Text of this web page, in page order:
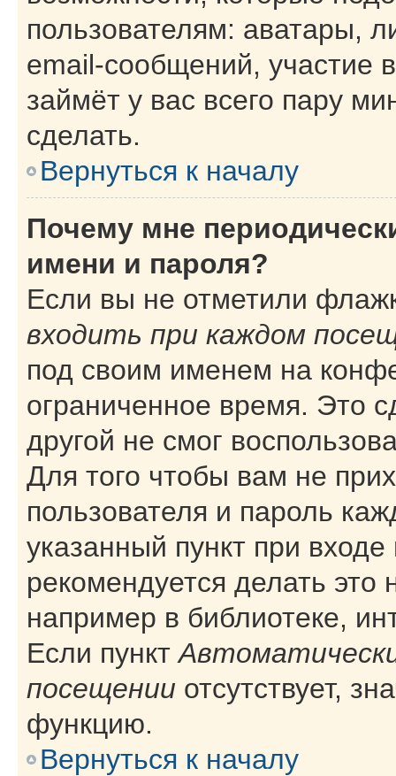
пользователям: аватары,
email-сообщений, участие
займёт у вас всего пару
сделать.
Вернуться к началу
Почему мне
имени и пароля?
Если вы не отметили
входить при каждом
под своим именем на
ограниченное время. Это
другой не смог
Для того чтобы вам не
пользователя и пароль
указанный пункт при
рекомендуется делать
например в библиотеке,
Если пункт
посещении отсутствует,
функцию.
Вернуться к началу